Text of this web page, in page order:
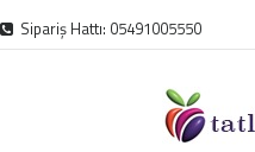
Sipariş Hattı: 05491005550